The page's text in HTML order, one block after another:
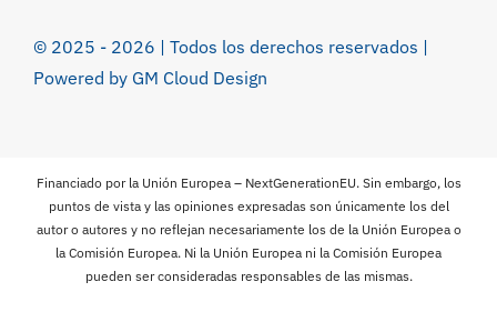
© 2025 - 2026 | Todos los derechos reservados |
Powered by GM Cloud Design
Financiado por la Unión Europea – NextGenerationEU. Sin embargo, los
puntos de vista y las opiniones expresadas son únicamente los del
autor o autores y no reflejan necesariamente los de la Unión Europea o
la Comisión Europea. Ni la Unión Europea ni la Comisión Europea
pueden ser consideradas responsables de las mismas.